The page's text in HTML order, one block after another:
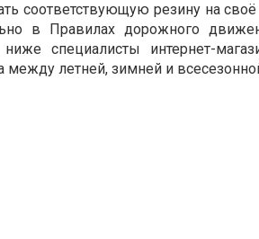
соответствующую резину на
в Правилах дорожного
специалисты интернет-
летней, зимней и